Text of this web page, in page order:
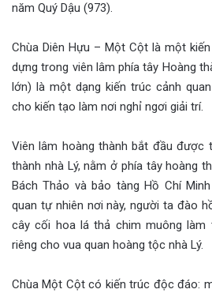
năm Quý Dậu (973).
Chùa Diên Hựu – Một Cột là một
dựng trong viên lâm phía tây Hoàng
lớn) là một dạng kiến trúc cảnh
cho kiến tạo làm nơi nghỉ ngơi giải trí.
Viên lâm hoàng thành bắt đầu được
thành nhà Lý, nằm ở phía tây hoàng
Bách Thảo và bảo tàng Hồ Chí
quan tự nhiên nơi này, người ta đào
cây cối hoa lá thả chim muông làm
riêng cho vua quan hoàng tộc nhà Lý.
Chùa Một Cột có kiến trúc độc đáo: